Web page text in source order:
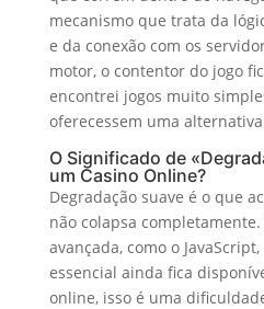
mecanismo que trata da
e da conexão com os
motor, o contentor do jogo
encontrei jogos muito
oferecessem uma
O Significado de
um Casino Online?
Degradação suave é o que
não colapsa
avançada, como o
essencial ainda fica
online, isso é uma